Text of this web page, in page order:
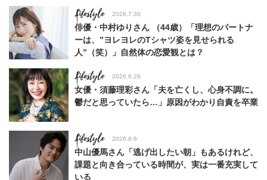
Lifestyle 2026.7.30
俳優・中村ゆりさん （44歳）「理想のパートナ
ーは、”ヨレヨレのTシャツ姿を見せられる
人”（笑）」自然体の恋愛観とは？
Lifestyle 2026.6.29
女優・須藤理彩さん「夫を亡くし、心身不調に。
鬱だと思っていたら…」原因がわかり自責を卒業
Lifestyle 2026.8.6
中山優馬さん「逃げ出したい朝」もあるけれど、
課題と向き合っている時間が、実は一番充実して
いる